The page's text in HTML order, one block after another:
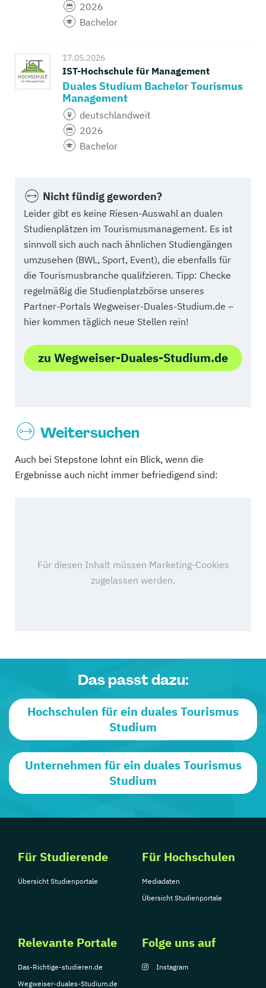
2026
Bachelor
17.05.2026
IST-Hochschule für Management
Duales Studium Bachelor Tourismus
Management
deutschlandweit
2026
Bachelor
Nicht fündig geworden?
Leider gibt es keine Riesen-Auswahl an dualen
Studienplätzen im Tourismusmanagement. Es ist
sinnvoll sich auch nach ähnlichen Studiengängen
umzusehen (BWL, Sport, Event), die ebenfalls für
die Tourismusbranche qualifzieren. Tipp: Checke
regelmäßig die Studienplatzbörse unseres
Partner-Portals Wegweiser-Duales-Studium.de –
hier kommen täglich neue Stellen rein!
zu Wegweiser-Duales-Studium.de
Weitersuchen
Auch bei Stepstone lohnt ein Blick, wenn die
Ergebnisse auch nicht immer befriedigend sind:
Das passt dazu:
Hochschulen für ein duales Tourismus
Studium
Unternehmen für ein duales Tourismus
Studium
Für Studierende
Übersicht Studienportale
Für Hochschulen
Mediadaten
Übersicht Studienportale
Relevante Portale
Das-Richtige-studieren.de
Wegweiser-duales-Studium.de
Folge uns auf
Instagram